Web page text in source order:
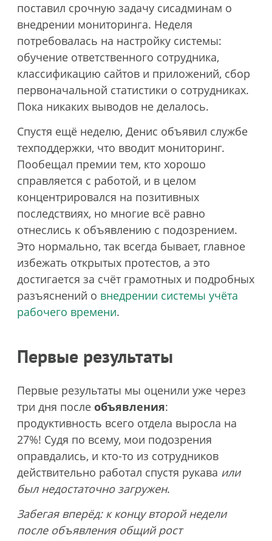
поставил срочную задачу сисадминам о
внедрении мониторинга. Неделя
потребовалась на настройку системы:
обучение ответственного сотрудника,
классификацию сайтов и приложений, сбор
первоначальной статистики о сотрудниках.
Пока никаких выводов не делалось.
Спустя ещё неделю, Денис объявил службе
техподдержки, что вводит мониторинг.
Пообещал премии тем, кто хорошо
справляется с работой, и в целом
концентрировался на позитивных
последствиях, но многие всё равно
отнеслись к объявлению с подозрением.
Это нормально, так всегда бывает, главное
избежать открытых протестов, а это
достигается за счёт грамотных и подробных
разъяснений о внедрении системы учёта
рабочего времени.
Первые результаты
Первые результаты мы оценили уже через
три дня после объявления:
продуктивность всего отдела выросла на
27%! Судя по всему, мои подозрения
оправдались, и кто-то из сотрудников
действительно работал спустя рукава или
был недостаточно загружен.
Забегая вперёд: к концу второй недели
после объявления общий рост